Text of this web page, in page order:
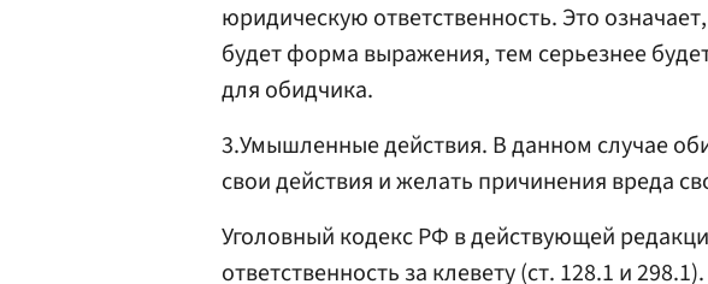
юридическую ответственность. Это
будет форма выражения, тем серьезнее
для обидчика.
3.Умышленные действия. В данном случае
свои действия и желать причинения вреда
Уголовный кодекс РФ в действующей
ответственность за клевету (ст. 128.1 и 298.1).